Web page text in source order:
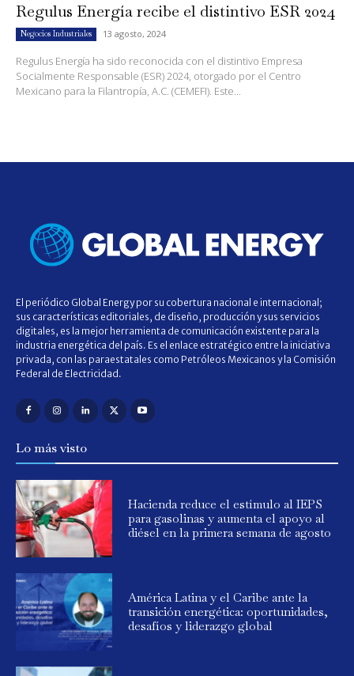
Regulus Energía recibe el distintivo ESR 2024
Negocios Industriales 13 agosto, 2024
Regulus Energía ha sido reconocida con el distintivo Empresa
Socialmente Responsable (ESR) 2024, otorgado por el Centro
Mexicano para la Filantropía, A.C. (CEMEFI). Este...
El periódico Global Energy por su cobertura nacional e internacional;
sus características editoriales, de diseño, producción y sus servicios
digitales, es la mejor herramienta de comunicación existente para la
industria energética del país. Es el enlace estratégico entre la iniciativa
privada, con las paraestatales como Petróleos Mexicanos y la Comisión
Federal de Electricidad.
Lo más visto
Hacienda reduce el estímulo al IEPS
para gasolinas y aumenta el apoyo al
diésel en la primera semana de agosto
América Latina y el Caribe ante la
transición energética: oportunidades,
desafíos y liderazgo global